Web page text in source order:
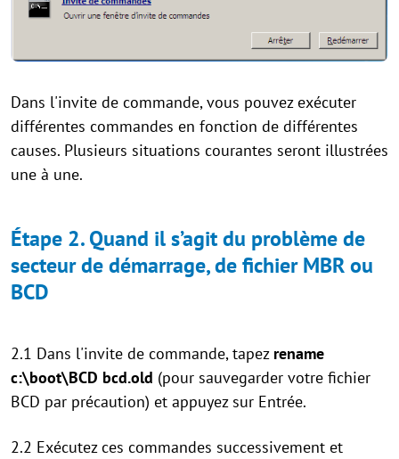
Dans l'invite de commande, vous pouvez exécuter
différentes commandes en fonction de différentes
causes. Plusieurs situations courantes seront illustrées
une à une.
Étape 2. Quand il s’agit du problème de
secteur de démarrage, de fichier MBR ou
BCD
2.1 Dans l'invite de commande, tapez rename
c:\boot\BCD bcd.old (pour sauvegarder votre fichier
BCD par précaution) et appuyez sur Entrée.
2.2 Exécutez ces commandes successivement et